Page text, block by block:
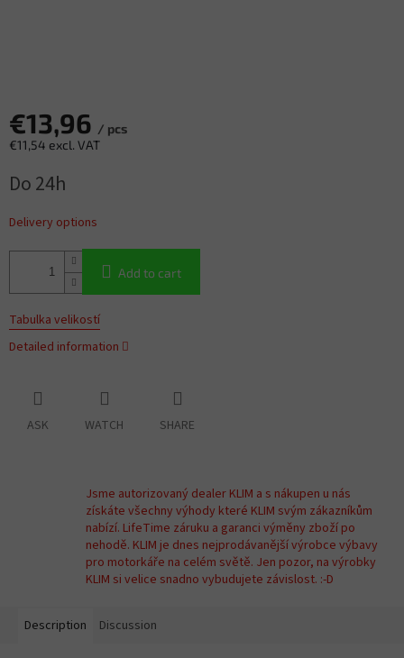
€13,96 / pcs
€11,54 excl. VAT
price:
Do 24h
Delivery options
Add to cart
Tabulka velikostí
Detailed information
ASK WATCH SHARE
Jsme autorizovaný dealer KLIM a s nákupen u nás
získáte všechny výhody které KLIM svým zákazníkům
nabízí. LifeTime záruku a garanci výměny zboží po
nehodě. KLIM je dnes nejprodávanější výrobce výbavy
pro motorkáře na celém světě. Jen pozor, na výrobky
KLIM si velice snadno vybudujete závislost. :-D
Description Discussion